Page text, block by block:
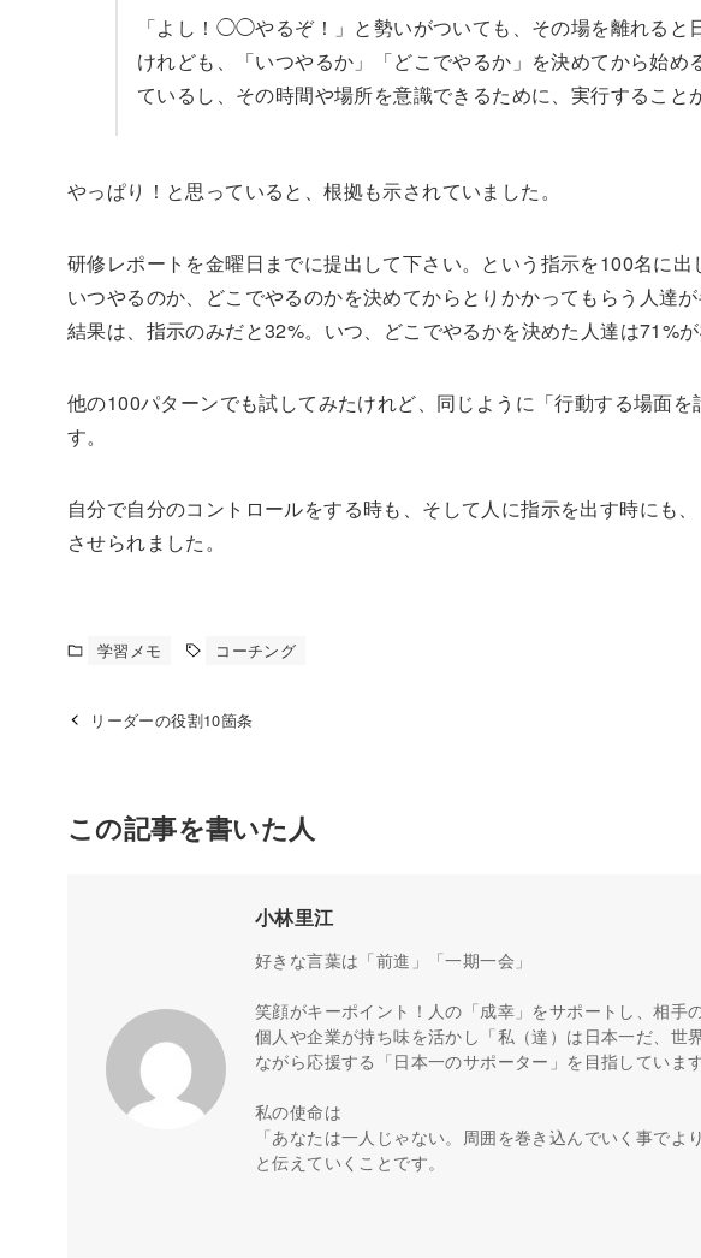
「よし！◯◯やるぞ！」と勢いがついても、その場を離れる
けれども、「いつやるか」「どこでやるか」を決めてから始
ているし、その時間や場所を意識できるために、実行すること
やっぱり！と思っていると、根拠も示されていました。
研修レポートを金曜日までに提出して下さい。という指示を100名に出
いつやるのか、どこでやるのかを決めてからとりかかってもらう人達
結果は、指示のみだと32%。いつ、どこでやるかを決めた人達は71%が
他の100パターンでも試してみたけれど、同じように「行動する場面
す。
自分で自分のコントロールをする時も、そして人に指示を出す時にも
させられました。
学習メモ コーチング
リーダーの役割10箇条
この記事を書いた人
小林里江
好きな言葉は「前進」「一期一会」
笑顔がキーポイント！人の「成幸」をサポートし、相手
個人や企業が持ち味を活かし「私（達）は日本一だ、
ながら応援する「日本一のサポーター」を目指しています
私の使命は
「あなたは一人じゃない。周囲を巻き込んでいく事でよ
と伝えていくことです。